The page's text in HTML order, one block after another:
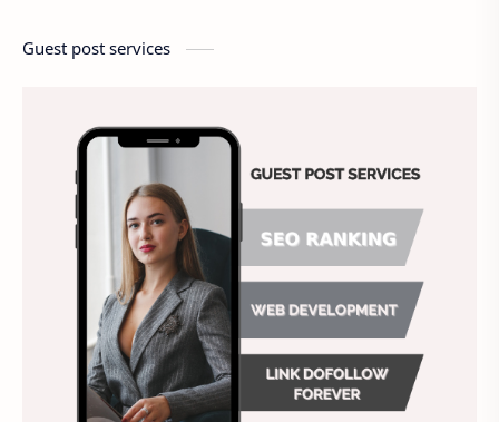
Ảnh nền chuẩn HD Ảnh nền đẹp
Ảnh nền sinh nhật
Animal Ankle boots Antarctic
Antibodies against Covid-19 Antiquarian
Antiviral antibodies Áo bà ba
Áo bà ba hiện đại Áo bà bầu Áo bác sĩ
Guest post services